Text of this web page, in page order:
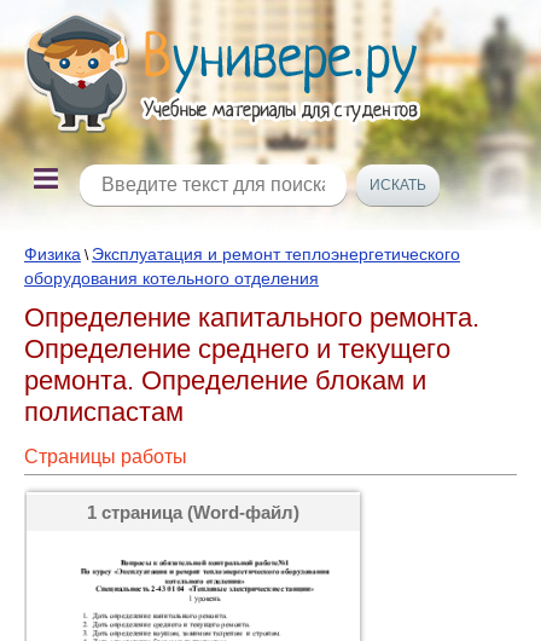
Физика \ Эксплуатация и ремонт теплоэнергетического
оборудования котельного отделения
Определение капитального ремонта.
Определение среднего и текущего
ремонта. Определение блокам и
полиспастам
Страницы работы
1 страница (Word-файл)